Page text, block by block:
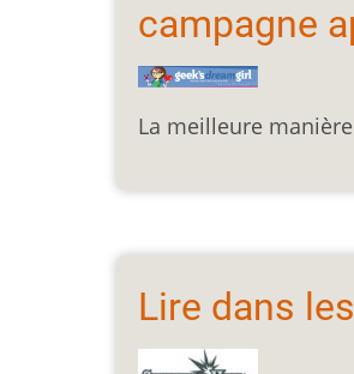
campagne
La meilleure
Lire dans